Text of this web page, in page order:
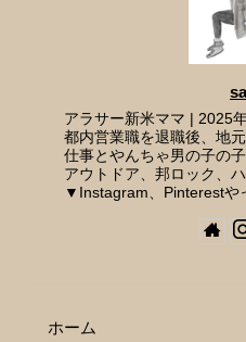
アラサー新米ママ | 2025
都内営業職を退職後、地
仕事とやんちゃ男の子の
アウトドア、邦ロック、
▼Instagram、Pinterestや
ホーム